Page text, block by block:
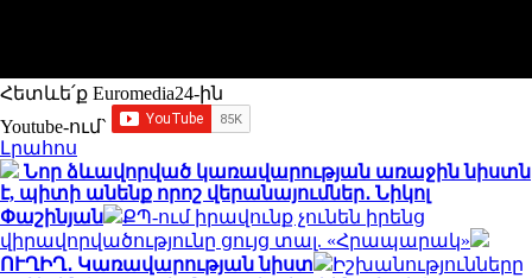
Հետևե՛ք Euromedia24-ին
Youtube-ում`
Լրահոս
Նոր ձևավորված կառավարության առաջին նիստն
է, պիտի անենք որոշ վերանայումներ․ Նիկոլ
Փաշինյան
ՔՊ-ում իրավունք չունեն իրենց
վիրավորվածությունը ցույց տալ. «Հրապարակ»
ՈՒՂԻՂ․ Կառավարության նիստ
Իշխանությունները